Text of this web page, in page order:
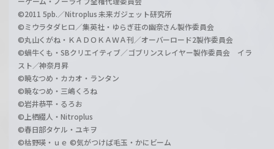
©2011 5pb.／Nitroplus 未来ガジェット研究所
©ミウラタダヒロ／集英社・ゆらぎ荘の幽奈さん製作委員会
©丸山くがね・ＫＡＤＯＫＡＷＡ刊／オーバーロード2製作委員会
©蝸牛くも・SBクリエイティブ／ゴブリンスレイヤー製作委員会 イラ
スト／神奈月昇
©暁なつめ・カカオ・ランタン
©暁なつめ・三嶋くろね
©岩井恭平・るろお
©上栖綴人・Nitroplus
©春日部タケル・ユキヲ
©枯野瑛・ｕｅ ©気がつけば毛玉・かにビーム